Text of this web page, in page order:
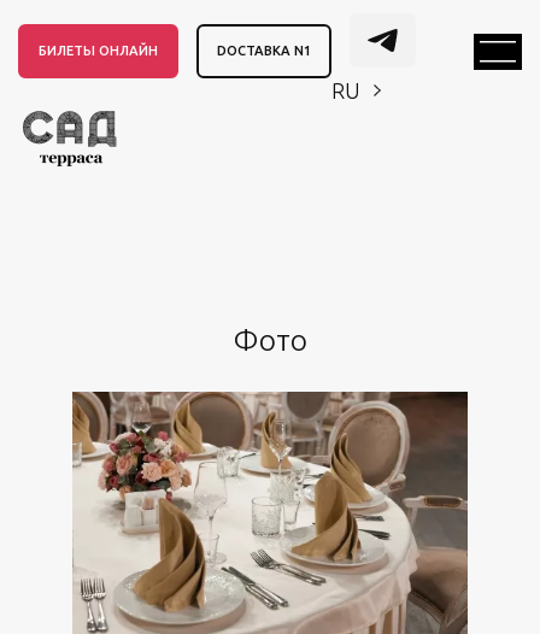
БИЛЕТЫ ОНЛАЙН DОСТАВКА N1
RU
Фото
CH